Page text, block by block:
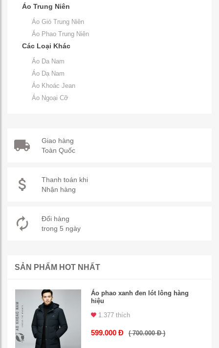
Áo Trung Niên
Áo Gió Trung Niên
Áo Phao Trung Niên
Các Loại Khác
Áo Da Nam
Áo Dạ Nam
Áo Khoác Jean
Áo Ngoại Cỡ
Giao hàng
Toàn Quốc
Thanh toán khi
Nhận hàng
Đổi hàng
trong 5 ngày
SẢN PHẨM HOT NHẤT
Áo phao xanh đen lót lông hàng
hiệu
1.377 thích
599.000 Đ ( 700.000 Đ )